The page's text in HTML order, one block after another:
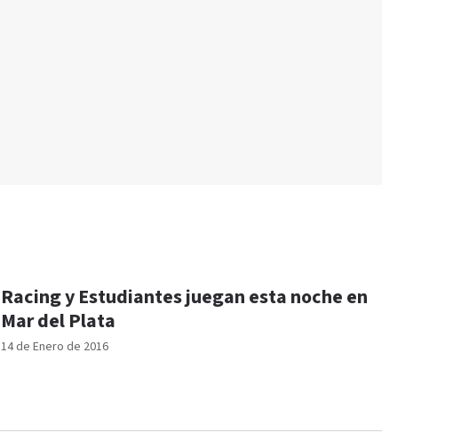
14 de Enero de 2016
Racing y Estudiantes juegan esta noche en
Mar del Plata